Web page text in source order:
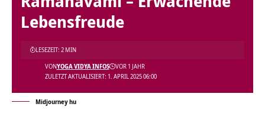
Lebensfreude
ZULETZT AKTUALISIERT: 1. APRIL 2025 06:00
VONYOGA VIDYA INFOS VOR 1 JAHR
LESEZEIT: 2 MIN
Midjourney hu